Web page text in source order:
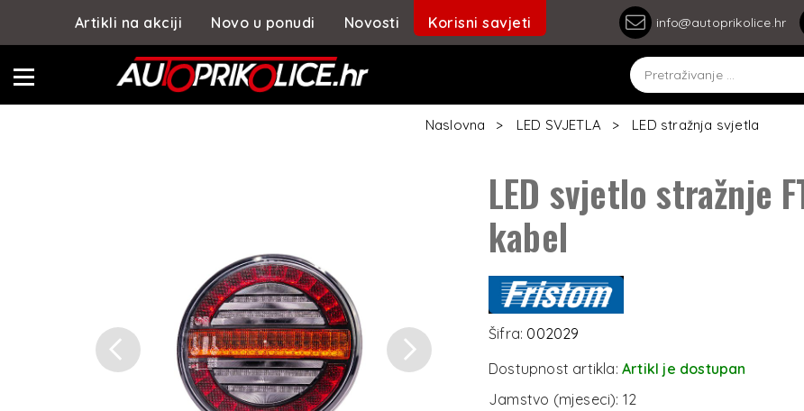
Artikli na akciji Novo u ponudi Novosti Korisni savjeti info@autoprikolice.hr
Naslovna LED SVJETLA LED stražnja svjetla
Previous Next
LED svjetlo stražnje
kabel
Šifra: 002029
Dostupnost artikla: Artikl je dostupan
Jamstvo (mjeseci): 12